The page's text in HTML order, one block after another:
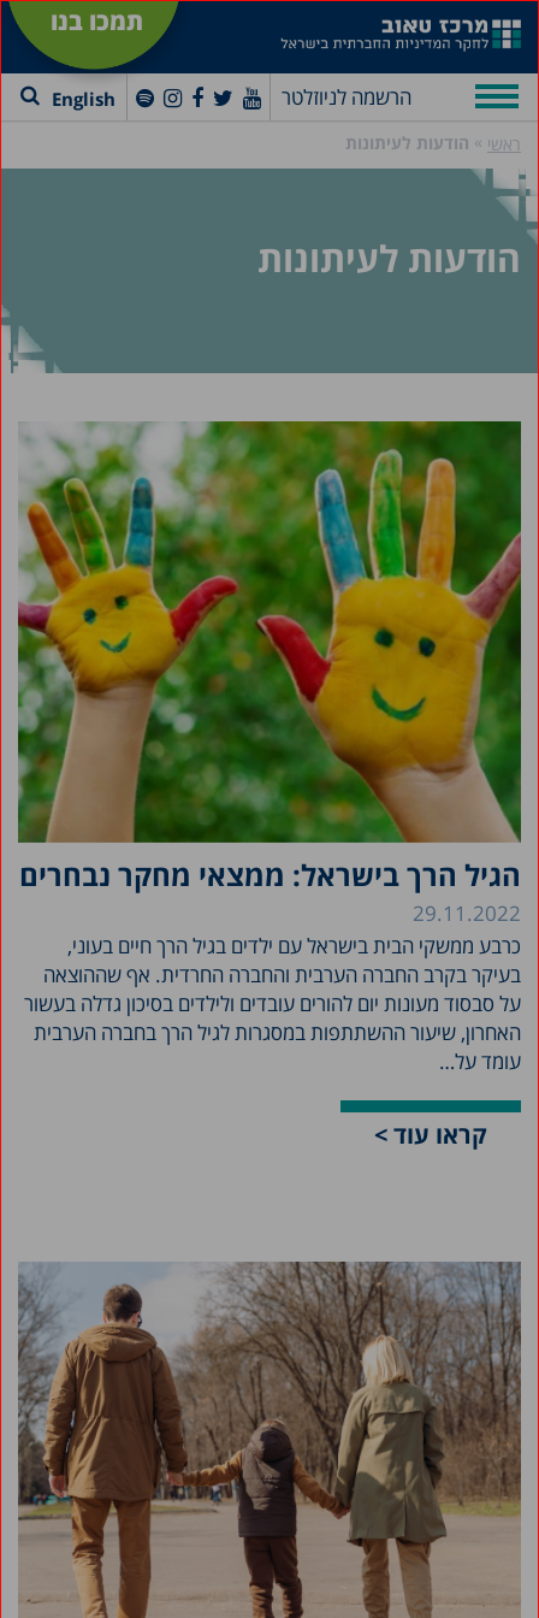
תמכו בנו
הרשמה לניוזלטר English
ראשי » הודעות לעיתונות
הודעות לעיתונות
הגיל הרך בישראל: ממצאי מחקר נבחרים
29.11.2022
כרבע ממשקי הבית בישראל עם ילדים בגיל הרך חיים בעוני,
בעיקר בקרב החברה הערבית והחברה החרדית. אף שההוצאה
על סבסוד מעונות יום להורים עובדים ולילדים בסיכון גדלה בעשור
האחרון, שיעור ההשתתפות במסגרות לגיל הרך בחברה הערבית
עומד על…
קראו עוד >